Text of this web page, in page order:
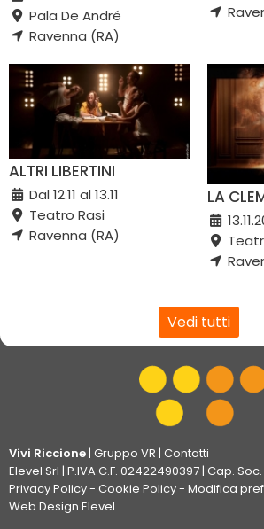
Pala De André
Ravenna (RA)
ALTRI LIBERTINI
Dal 12.11 al 13.11
Teatro Rasi
Ravenna (RA)
LA
Vedi tutti
Vivi Riccione| Gruppo VR | Contatti
Elevel Srl | P.IVA C.F. 02422490397 | Cap.
Privacy Policy- Cookie Policy- Modifica
Web Design Elevel